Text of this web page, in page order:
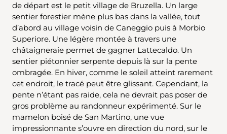
de départ est le petit village de Bruzella. Un large
sentier forestier mène plus bas dans la vallée, tout
d’abord au village voisin de Caneggio puis à Morbio
Superiore. Une légère montée à travers une
châtaigneraie permet de gagner Lattecaldo. Un
sentier piétonnier serpente depuis là sur la pente
ombragée. En hiver, comme le soleil atteint rarement
cet endroit, le tracé peut être glissant. Cependant, la
pente n’étant pas raide, cela ne devrait pas poser de
gros problème au randonneur expérimenté. Sur le
mamelon boisé de San Martino, une vue
impressionnante s’ouvre en direction du nord, sur le